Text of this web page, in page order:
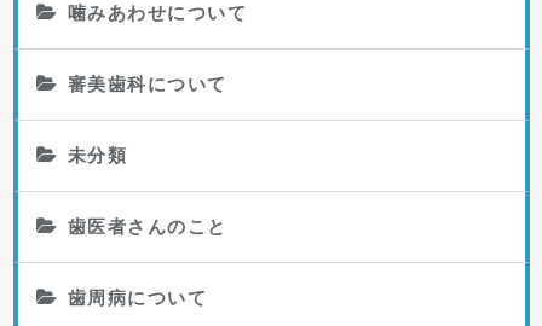
噛みあわせについて
審美歯科について
未分類
歯医者さんのこと
歯周病について